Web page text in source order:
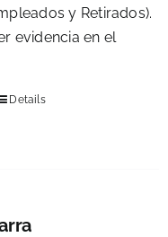
y Retirados).
evidencia en el
Details